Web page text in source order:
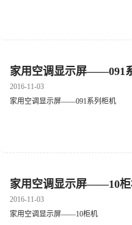
家用空调显示屏——091
2016-11-03
家用空调显示屏——091系列柜机
家用空调显示屏——10
2016-11-03
家用空调显示屏——10柜机